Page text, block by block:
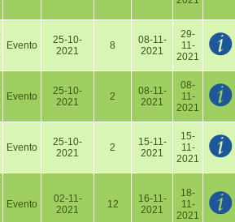
Evento
25-10-
2021
8
08-11-
2021
29-
11-
2021
Evento
25-10-
2021
2
08-11-
2021
08-
11-
2021
Evento
25-10-
2021
2
15-11-
2021
15-
11-
2021
Evento
02-11-
2021
12
16-11-
2021
18-
11-
2021